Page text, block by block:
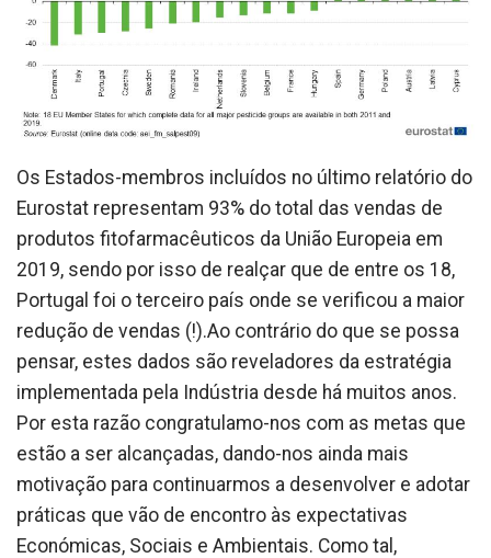
Os Estados-membros incluídos no último relatório do
Eurostat representam 93% do total das vendas de
produtos fitofarmacêuticos da União Europeia em
2019, sendo por isso de realçar que de entre os 18,
Portugal foi o terceiro país onde se verificou a maior
redução de vendas (!).Ao contrário do que se possa
pensar, estes dados são reveladores da estratégia
implementada pela Indústria desde há muitos anos.
Por esta razão congratulamo-nos com as metas que
estão a ser alcançadas, dando-nos ainda mais
motivação para continuarmos a desenvolver e adotar
práticas que vão de encontro às expectativas
Económicas, Sociais e Ambientais. Como tal,